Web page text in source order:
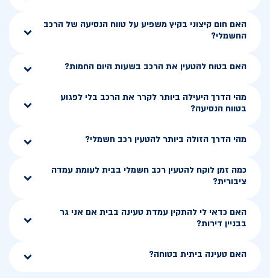
האם חום קיצוני בקיץ משפיע על טווח הנסיעה של הרכב
החשמלי?
האם בטוח להטעין את הרכב בשעות היום החמות?
מהי הדרך היעילה ביותר לקרר את הרכב בלי לפגוע
בטווח הנסיעה?
מהי הדרך הזולה ביותר להטעין רכב חשמלי?
כמה זמן לוקח להטעין רכב חשמלי בבית לעומת עמדה
ציבורית?
האם כדאי לי להתקין עמדת טעינה בבית אם אני גר
בבניין דירות?
האם טעינה ביתית בטוחה?